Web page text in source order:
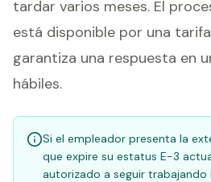
tardar varios meses. El
está disponible por una
garantiza una respuesta en
hábiles.
Si el empleador presenta la
que expire su estatus E-3
autorizado a seguir